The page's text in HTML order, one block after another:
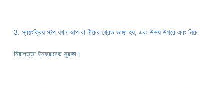
3. স্বয়ংক্রিয় স্টপ যখন আপ বা নীচের থ্রেড ভাঙ্গা হয়, এবং উভয় উপরে এবং নিচে
নিরাপত্তা ইনফ্রারেড সুরক্ষা।